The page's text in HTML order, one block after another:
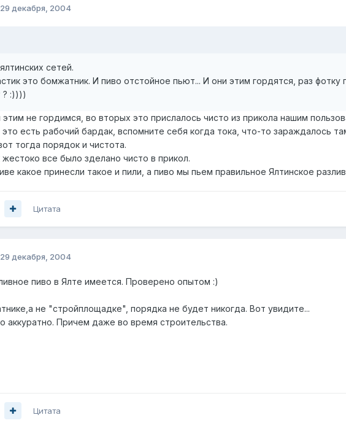
29 декабря, 2004
сетей.
это бомжатник. И пиво отстойное пьют... И они этим гордятся, раз
? :))))
не гордимся, во вторых это прислалось чисто из прикола нашим
это есть рабочий бардак, вспомните себя когда тока, что-то зараждалось
тогда порядок и чистота.
все было зделано чисто в прикол.
какое принесли такое и пили, а пиво мы пьем правильное Ялтинское
Цитата
29 декабря, 2004
пиво в Ялте имеется. Проверено опытом :)
не "стройплощадке", порядка не будет никогда. Вот увидите...
аккуратно. Причем даже во время строительства.
Цитата